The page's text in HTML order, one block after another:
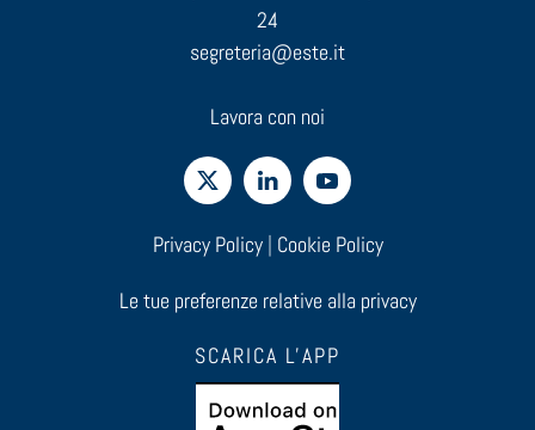
24
segreteria@este.it
Lavora con noi
Privacy Policy| Cookie Policy
Le tue preferenze relative alla privacy
SCARICA L'APP